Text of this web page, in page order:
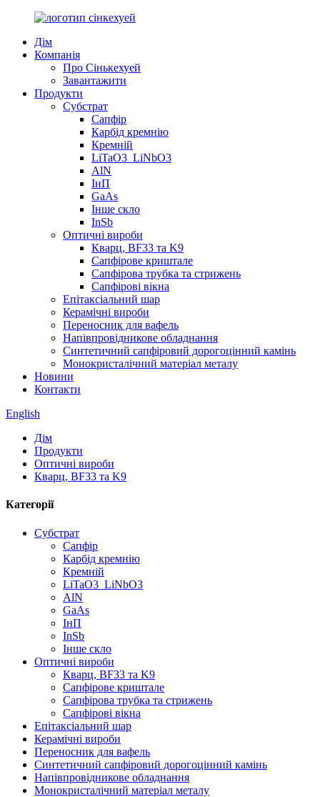
Дім
Компанія
Про Сінькехуей
Завантажити
Продукти
Субстрат
Сапфір
Карбід кремнію
Кремній
LiTaO3_LiNbO3
AlN
ІнП
GaAs
Інше скло
InSb
Оптичні вироби
Кварц, BF33 та K9
Сапфірове криштале
Сапфірова трубка та стрижень
Сапфірові вікна
Епітаксіальний шар
Керамічні вироби
Переносник для вафель
Напівпровідникове обладнання
Синтетичний сапфіровий дорогоцінний камінь
Монокристалічний матеріал металу
Новини
Контакти
English
Дім
Продукти
Оптичні вироби
Кварц, BF33 та K9
Категорії
Субстрат
Сапфір
Карбід кремнію
Кремній
LiTaO3_LiNbO3
AlN
GaAs
ІнП
InSb
Інше скло
Оптичні вироби
Кварц, BF33 та K9
Сапфірове криштале
Сапфірова трубка та стрижень
Сапфірові вікна
Епітаксіальний шар
Керамічні вироби
Переносник для вафель
Синтетичний сапфіровий дорогоцінний камінь
Напівпровідникове обладнання
Монокристалічний матеріал металу